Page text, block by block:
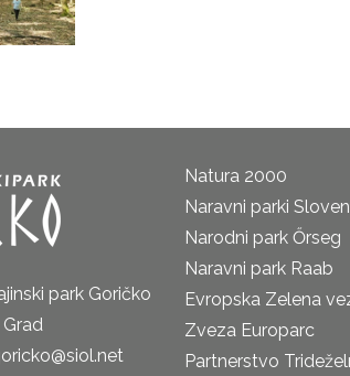
park Goričko
Grad
Natura 2000
Naravni parki
Narodni park Őrseg
Naravni park Raab
Evropska Zelena
Zveza Europarc
Partnerstvo